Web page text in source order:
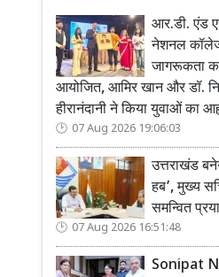
आर.डी. एंड
नेशनल
जागरूकता
आयोजित, आमिर खान और डॉ.
हीरानंदानी ने किया युवाओं का
07 Aug 2026 19:06:03
उत्तराखंड
हब’, मुख्य
समन्वित
07 Aug 2026 16:51:48
Sonipat